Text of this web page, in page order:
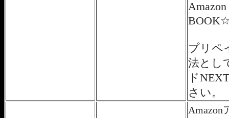
Amazon
プリペ
法とし
ド
さい。
Amazon